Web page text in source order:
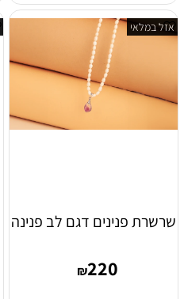
אזל במלאי
שרשרת פנינים דגם לב פנינה
₪220